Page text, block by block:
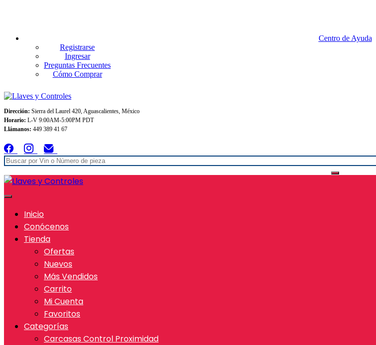
Centro de Ayuda
Registrarse
Ingresar
Preguntas Frecuentes
Cómo Comprar
Dirección: Sierra del Laurel 420, Aguascalientes, México
Horario: L-V 9:00AM-5:00PM PDT
Llámanos: 449 389 41 67
Inicio
Conócenos
Tienda
Ofertas
Nuevos
Más Vendidos
Carrito
Mi Cuenta
Favoritos
Categorías
Carcasas Control Proximidad